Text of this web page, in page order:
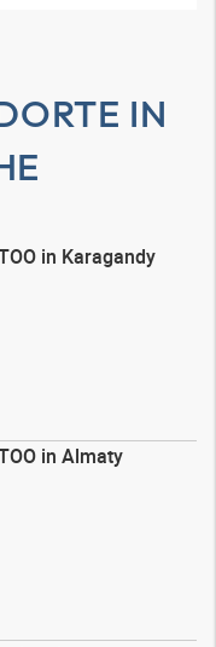
IN
in Karagandy
in Almaty